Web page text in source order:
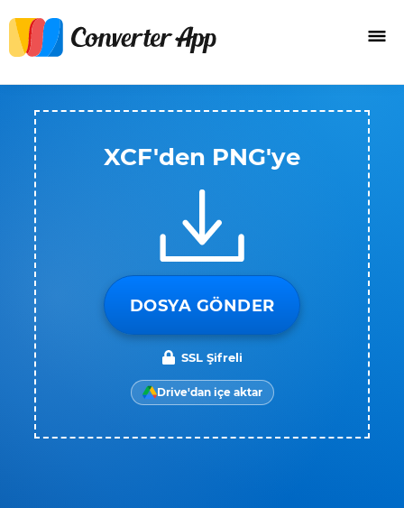
XCF'den PNG'ye
DOSYA GÖNDER
SSL Şifreli
Drive'dan içe aktar